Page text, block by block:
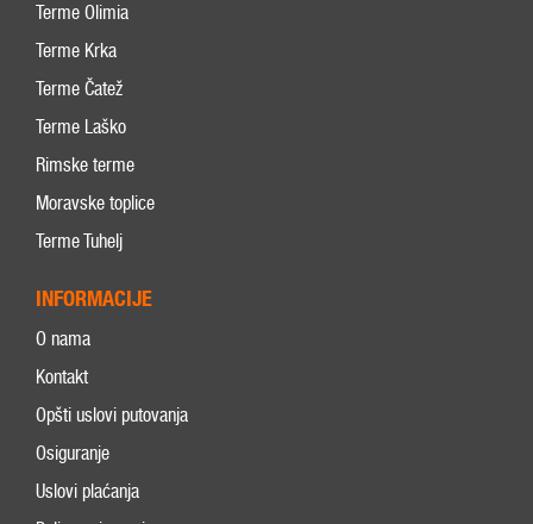
Terme Olimia
Terme Krka
Terme Čatež
Terme Laško
Rimske terme
Moravske toplice
Terme Tuhelj
INFORMACIJE
O nama
Kontakt
Opšti uslovi putovanja
Osiguranje
Uslovi plaćanja